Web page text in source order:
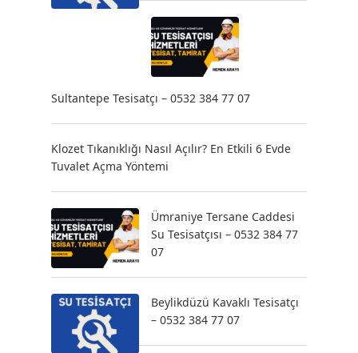
Sultantepe Tesisatçı – 0532 384 77 07
Klozet Tıkanıklığı Nasıl Açılır? En Etkili 6 Evde
Tuvalet Açma Yöntemi
Ümraniye Tersane Caddesi
Su Tesisatçısı – 0532 384 77
07
Beylikdüzü Kavaklı Tesisatçı
– 0532 384 77 07